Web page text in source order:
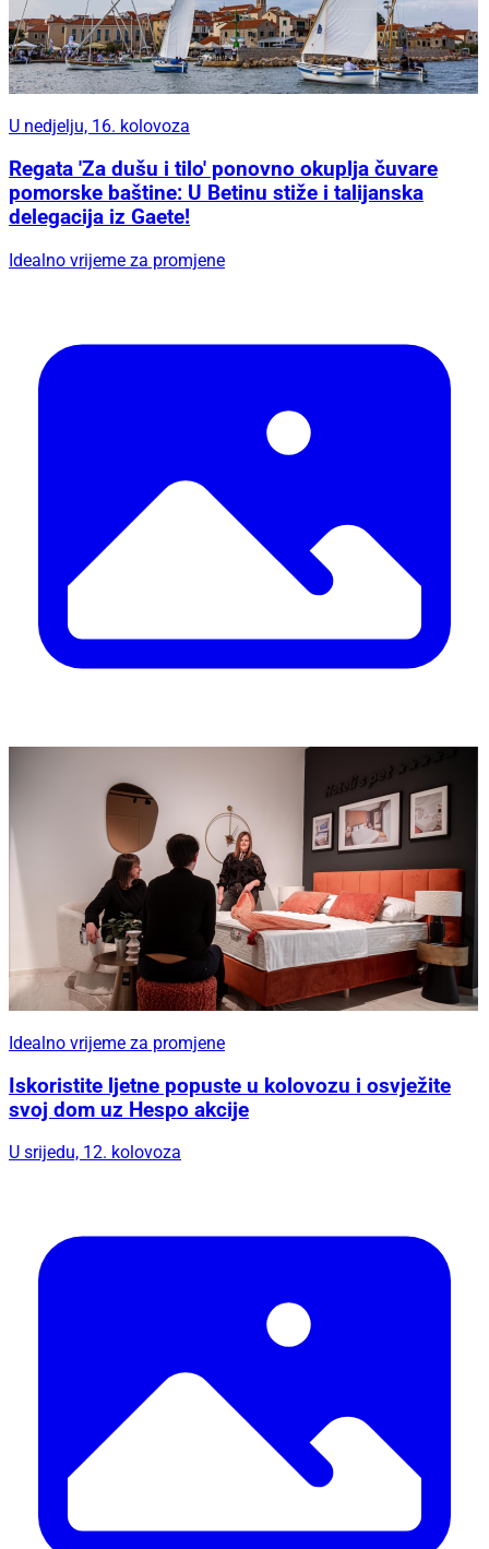
U nedjelju, 16. kolovoza
Regata 'Za dušu i tilo' ponovno okuplja čuvare
pomorske baštine: U Betinu stiže i talijanska
delegacija iz Gaete!
Idealno vrijeme za promjene
Idealno vrijeme za promjene
Iskoristite ljetne popuste u kolovozu i osvježite
svoj dom uz Hespo akcije
U srijedu, 12. kolovoza